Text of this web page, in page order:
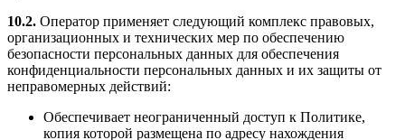
10.2. Оператор применяет следующий комплекс правовых,
организационных и технических мер по обеспечению
безопасности персональных данных для обеспечения
конфиденциальности персональных данных и их защиты от
неправомерных действий:
Обеспечивает неограниченный доступ к Политике,
копия которой размещена по адресу нахождения